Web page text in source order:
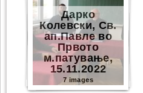
Дарко
Колевски, Св.
ап.Павле во
Првото
м.патување,
15.11.2022
7 images